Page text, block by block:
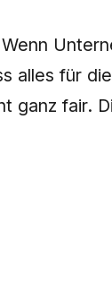
alles für
fair.